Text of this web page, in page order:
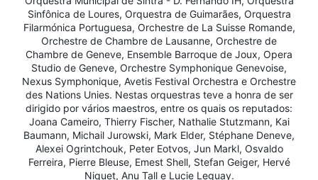
Sinfônica de Loures, Orquestra de Guimarães, Orquestra
Filarmónica Portuguesa, Orchestre de La Suisse Romande,
Orchestre de Chambre de Lausanne, Orchestre de
Chambre de Geneve, Ensemble Barroque de Joux, Opera
Studio de Geneve, Orchestre Symphonique Genevoise,
Nexus Symphonique, Avetis Festival Orchestra e Orchestre
des Nations Unies. Nestas orquestras teve a honra de ser
dirigido por vários maestros, entre os quais os reputados:
Joana Cameiro, Thierry Fischer, Nathalie Stutzmann, Kai
Baumann, Michail Jurowski, Mark Elder, Stéphane Deneve,
Alexei Ogrintchouk, Peter Eotvos, Jun Markl, Osvaldo
Ferreira, Pierre Bleuse, Emest Shell, Stefan Geiger, Hervé
Niquet, Anu Tall e Lucie Leguay.